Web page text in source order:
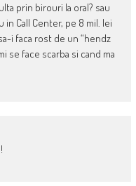
prin birouri la oral? sau
Call Center, pe 8 mil. lei
i faca rost de un “hendz
se face scarba si cand ma